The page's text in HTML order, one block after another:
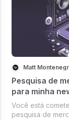
Matt
Pesquisa de
para minha
Você está
pesquisa de